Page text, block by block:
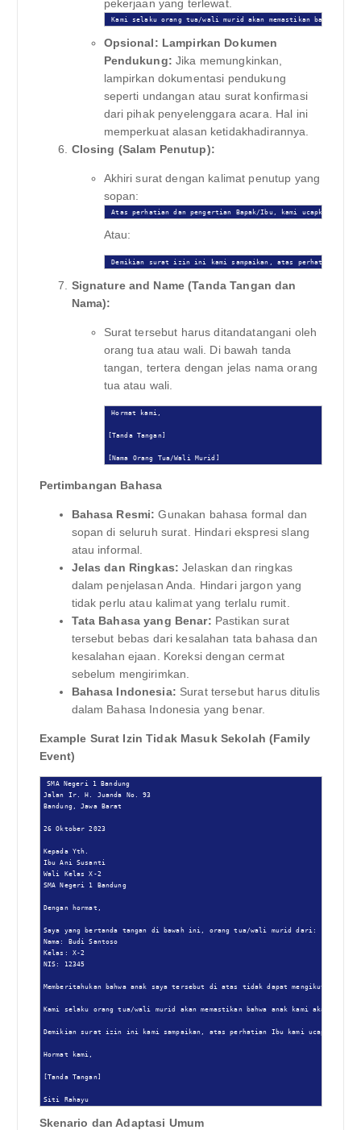
pekerjaan yang terlewat.
Kami selaku orang tua/wali murid akan memastikan bahwa
Opsional: Lampirkan Dokumen
Pendukung: Jika memungkinkan,
lampirkan dokumentasi pendukung
seperti undangan atau surat konfirmasi
dari pihak penyelenggara acara. Hal ini
memperkuat alasan ketidakhadirannya.
Closing (Salam Penutup):
Akhiri surat dengan kalimat penutup yang
sopan:
Atas perhatian dan pengertian Bapak/Ibu, kami ucapkan
Atau:
Demikian surat izin ini kami sampaikan, atas perhatian
Signature and Name (Tanda Tangan dan
Nama):
Surat tersebut harus ditandatangani oleh
orang tua atau wali. Di bawah tanda
tangan, tertera dengan jelas nama orang
tua atau wali.
Hormat kami,
[Tanda Tangan]
[Nama Orang Tua/Wali Murid]
Pertimbangan Bahasa
Bahasa Resmi: Gunakan bahasa formal dan
sopan di seluruh surat. Hindari ekspresi slang
atau informal.
Jelas dan Ringkas: Jelaskan dan ringkas
dalam penjelasan Anda. Hindari jargon yang
tidak perlu atau kalimat yang terlalu rumit.
Tata Bahasa yang Benar: Pastikan surat
tersebut bebas dari kesalahan tata bahasa dan
kesalahan ejaan. Koreksi dengan cermat
sebelum mengirimkan.
Bahasa Indonesia: Surat tersebut harus ditulis
dalam Bahasa Indonesia yang benar.
Example Surat Izin Tidak Masuk Sekolah (Family
Event)
SMA Negeri 1 Bandung
Jalan Ir. H. Juanda No. 93
Bandung, Jawa Barat
26 Oktober 2023
Kepada Yth.
Ibu Ani Susanti
Wali Kelas X-2
SMA Negeri 1 Bandung
Dengan hormat,
Saya yang bertanda tangan di bawah ini, orang tua/wali murid dari:
Nama: Budi Santoso
Kelas: X-2
NIS: 12345
Memberitahukan bahwa anak saya tersebut di atas tidak dapat mengikuti
Kami selaku orang tua/wali murid akan memastikan bahwa anak kami akan
Demikian surat izin ini kami sampaikan, atas perhatian Ibu kami ucapkan
Hormat kami,
[Tanda Tangan]
Siti Rahayu
Skenario dan Adaptasi Umum